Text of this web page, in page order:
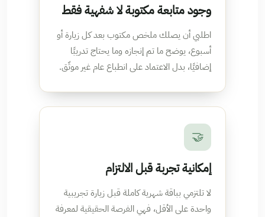
وجود متابعة مكتوبة لا شفهية فقط
اطلبي أن يصلك ملخص مكتوب بعد كل زيارة أو
أسبوع، يوضح ما تم إنجازه وما يحتاج تدريبًا
إضافيًا، بدل الاعتماد على انطباع عام غير موثّق.
🤝
إمكانية تجربة قبل الالتزام
لا تلتزمي بباقة شهرية كاملة قبل زيارة تجريبية
واحدة على الأقل، فهي الفرصة الحقيقية لمعرفة